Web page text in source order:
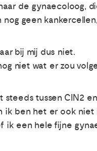
de gynaecoloog,
geen
bij mij dus niet.
niet wat er zou
tussen CIN2
ik ben het er ook niet
ik een hele fijne